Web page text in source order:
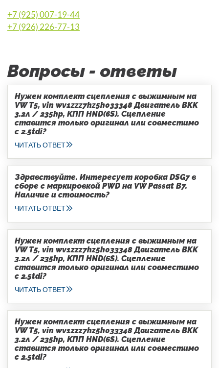
+7 (925) 007-19-44
+7 (926) 226-77-13
Вопросы - ответы
Нужен комплект сцепления с выжимным на
VW T5, vin wv1zzz7hz5h033348 Двигатель BKK
3.2л / 235hp, КПП HND(6S). Сцепление
ставится только оригинал или совместимо
с 2.5tdi?
ЧИТАТЬ ОТВЕТ
Здравствуйте. Интересует коробка DSG7 в
сборе с маркировкой PWD на VW Passat B7.
Наличие и стоимость?
ЧИТАТЬ ОТВЕТ
Нужен комплект сцепления с выжимным на
VW T5, vin wv1zzz7hz5h033348 Двигатель BKK
3.2л / 235hp, КПП HND(6S). Сцепление
ставится только оригинал или совместимо
с 2.5tdi?
ЧИТАТЬ ОТВЕТ
Нужен комплект сцепления с выжимным на
VW T5, vin wv1zzz7hz5h033348 Двигатель BKK
3.2л / 235hp, КПП HND(6S). Сцепление
ставится только оригинал или совместимо
с 2.5tdi?